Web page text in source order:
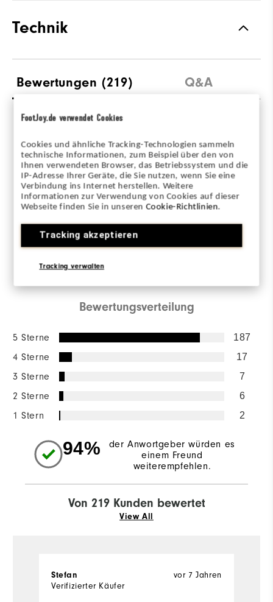
FootJoy.de verwendet Cookies
Cookies und ähnliche Tracking-Technologien sammeln
technische Informationen, zum Beispiel über den von
Ihnen verwendeten Browser, das Betriebssystem und die
IP-Adresse Ihrer Geräte, die Sie nutzen, wenn Sie eine
Verbindung ins Internet herstellen. Weitere
Informationen zur Verwendung von Cookies auf dieser
Webseite finden Sie in unserenCookie-Richtlinien.
Tracking akzeptieren
Tracking verwalten
Technik
Bewertungen (219) Q&A
4.7/5
BEWERTUNG SCHREIBEN
Bewertungsverteilung
5 Sterne 187
4 Sterne 17
3 Sterne 7
2 Sterne 6
1 Stern 2
94%
der Anwortgeber würden es
einem Freund
weiterempfehlen.
Von 219 Kunden bewertet
View All
vor 7 Jahren
Stefan
Verifizierter Käufer